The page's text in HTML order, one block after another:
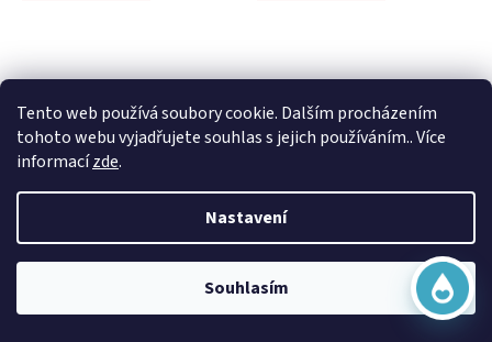
Tento web používá soubory cookie. Dalším procházením
tohoto webu vyjadřujete souhlas s jejich používáním.. Více
informacízde.
Nastavení
Souhlasím
Sací šachta samonosná
hodnocení
5,0
20 790 Kč bez DPH
Skladem
15 390 Kč bez DPH
Online
Začít konverzaci